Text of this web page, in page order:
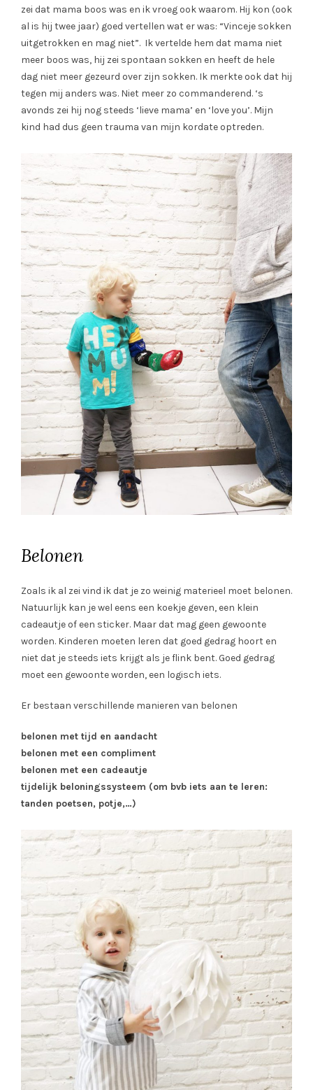
zei dat mama boos was en ik vroeg ook waarom. Hij kon (ook
al is hij twee jaar) goed vertellen wat er was: “Vinceje sokken
uitgetrokken en mag niet”. Ik vertelde hem dat mama niet
meer boos was, hij zei spontaan sokken en heeft de hele
dag niet meer gezeurd over zijn sokken. Ik merkte ook dat hij
tegen mij anders was. Niet meer zo commanderend. ‘s
avonds zei hij nog steeds ‘lieve mama’ en ‘love you’. Mijn
kind had dus geen trauma van mijn kordate optreden.
Belonen
Zoals ik al zei vind ik dat je zo weinig materieel moet belonen.
Natuurlijk kan je wel eens een koekje geven, een klein
cadeautje of een sticker. Maar dat mag geen gewoonte
worden. Kinderen moeten leren dat goed gedrag hoort en
niet dat je steeds iets krijgt als je flink bent. Goed gedrag
moet een gewoonte worden, een logisch iets.
Er bestaan verschillende manieren van belonen
belonen met tijd en aandacht
belonen met een compliment
belonen met een cadeautje
tijdelijk beloningssysteem (om bvb iets aan te leren:
tanden poetsen, potje,…)